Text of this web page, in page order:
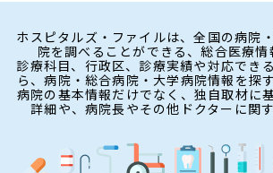
ホスピタルズ・ファイルは、全国の病院
院を調べることができる、総合医療情
診療科目、行政区、診療実績や対応でき
ら、病院・総合病院・大学病院情報を探
病院の基本情報だけでなく、独自取材に
詳細や、病院長やその他ドクターに関